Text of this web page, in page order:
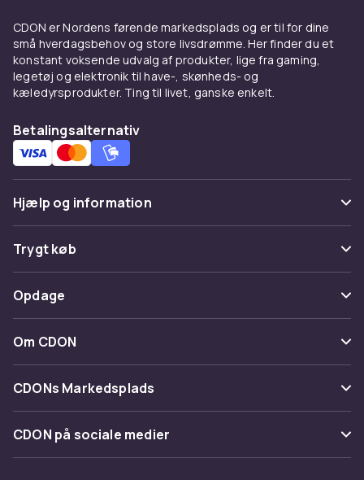
CDON er Nordens førende markedsplads og er til for dine
små hverdagsbehov og store livsdrømme. Her finder du et
konstant voksende udvalg af produkter, lige fra gaming,
legetøj og elektronik til have-, skønheds- og
kæledyrsprodukter. Ting til livet, ganske enkelt.
Betalingsalternativ
Hjælp og information
Ofte stillede spørgsmål
Spor pakke
Fortryd & returner her
Kontakt os
Trygt køb
Betaling
Levering
Tilbagekaldelser
Opdage
Kategorier
Maerke
Om CDON
Om os
Kundeanmeldelser
Arbejd på CDON
CDONs Markedsplads
Merchant Help Center
CDON på sociale medier